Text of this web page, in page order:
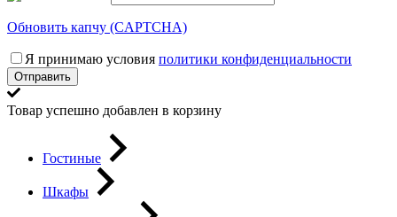
Обновить капчу (CAPTCHA)
Я принимаю условия политики конфиденциальности
Отправить
Товар успешно добавлен в корзину
Гостиные
Шкафы